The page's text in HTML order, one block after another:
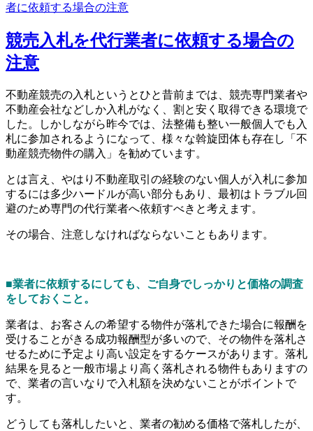
者に依頼する場合の注意
競売入札を代行業者に依頼する場合の
注意
不動産競売の入札というとひと昔前までは、競売専門業者や
不動産会社などしか入札がなく、割と安く取得できる環境で
した。しかしながら昨今では、法整備も整い一般個人でも入
札に参加されるようになって、様々な斡旋団体も存在し「不
動産競売物件の購入」を勧めています。
とは言え、やはり不動産取引の経験のない個人が入札に参加
するには多少ハードルが高い部分もあり、最初はトラブル回
避のため専門の代行業者へ依頼すべきと考えます。
その場合、注意しなければならないこともあります。
■業者に依頼するにしても、ご自身でしっかりと価格の調査
をしておくこと。
業者は、お客さんの希望する物件が落札できた場合に報酬を
受けることがきる成功報酬型が多いので、その物件を落札さ
せるために予定より高い設定をするケースがあります。落札
結果を見ると一般市場より高く落札される物件もありますの
で、業者の言いなりで入札額を決めないことがポイントで
す。
どうしても落札したいと、業者の勧める価格で落札したが、